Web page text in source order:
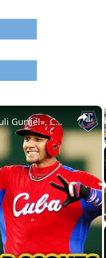
×
«En la Historia HAY QUE MENCIONAR a Yuli Gurriel», CONFESÓ Reutilio Hurtado